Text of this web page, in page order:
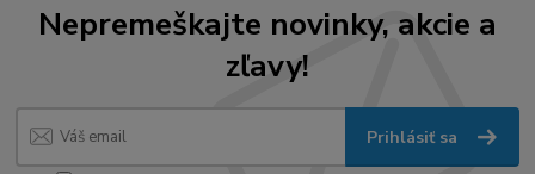
Nepremeškajte novinky, akcie a
zľavy!
Prihlásiť sa